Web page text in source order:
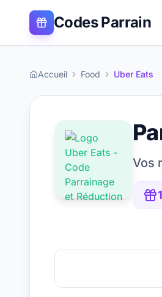
Codes Parrain
Accueil Food Uber Eats
Vos